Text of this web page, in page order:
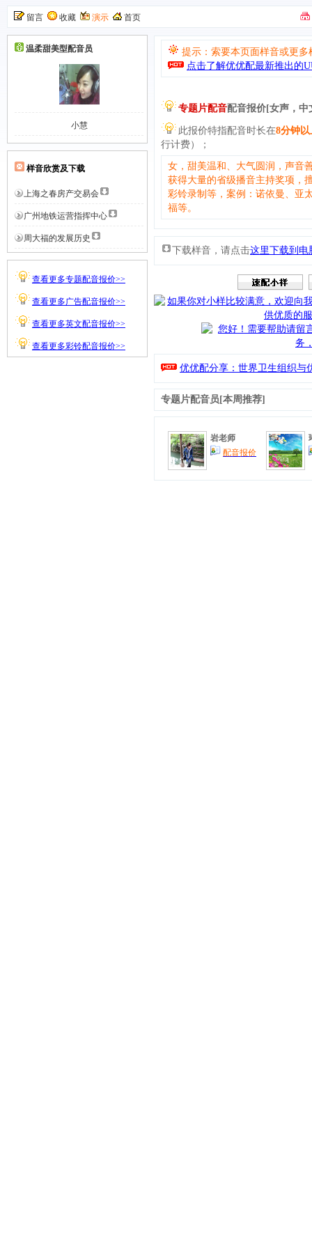
留言 收藏 演示 首页
温柔甜美型配音员
小慧
样音欣赏及下载
上海之春房产交易会
广州地铁运营指挥中心
周大福的发展历史
查看更多专题配音报价>>
查看更多广告配音报价>>
查看更多英文配音报价>>
查看更多彩铃配音报价>>
提示：索要本页面样音或更
点击了解优优配最新推出的
专题片配音配音报价[女声，中
此报价特指配音时长在8分钟以
行计费）；
女，甜美温和、大气圆润，声音
获得大量的省级播音主持奖项，
彩铃录制等，案例：诺依曼、亚
福等。
下载样音，请点击这里下载到电
优优配分享：世界卫生组织与
专题片配音员[本周推荐]
岩老师
配音报价